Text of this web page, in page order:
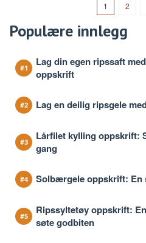
1 2
Populære innlegg
Lag din egen ripssaft
oppskrift
Lag en deilig ripsgele
Lårfilet kylling oppskrift:
gang
Solbærgele oppskrift: En
Ripssyltetøy oppskrift:
søte godbiten